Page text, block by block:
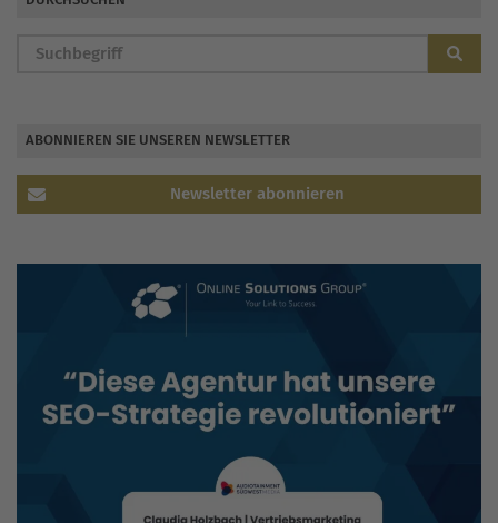
ABONNIEREN SIE UNSEREN NEWSLETTER
Newsletter abonnieren